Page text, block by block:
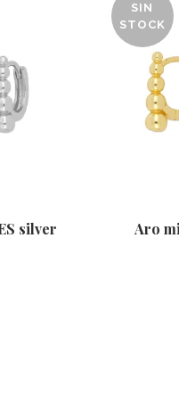
silver
SIN
STOCK
Aro